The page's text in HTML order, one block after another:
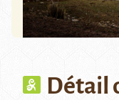
Détail